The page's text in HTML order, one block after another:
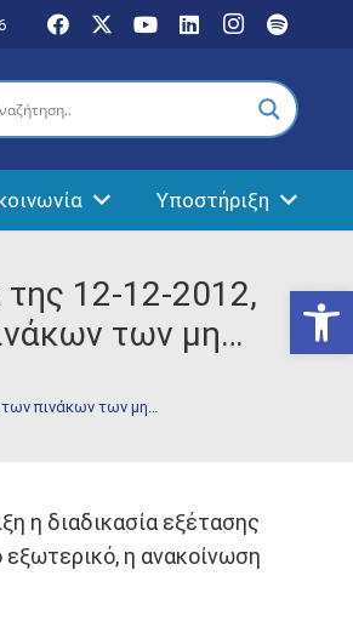
Υποστήριξη
της 12-12-2012,
των μη…
πινάκων των μη…
η διαδικασία εξέτασης
η ανακοίνωση